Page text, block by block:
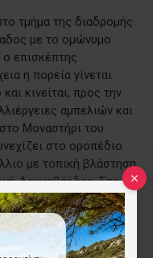
τμήμα της διαδρομής
με το ομώνυμο
ο επισκέπτης
η πορεία γίνεται
κινείται, προς την
αμπελιών και
Μοναστήρι του
στο οροπέδιο
με τοπική βλάστηση
Λογγοβάρδας. Στο
μορφές της
στην Ιερά Μονή